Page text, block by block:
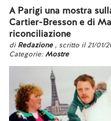
A Parigi una mostra
Cartier-Bresson e di
riconciliazione
di Redazione , scritto il 21/01/
Categorie:Mostre